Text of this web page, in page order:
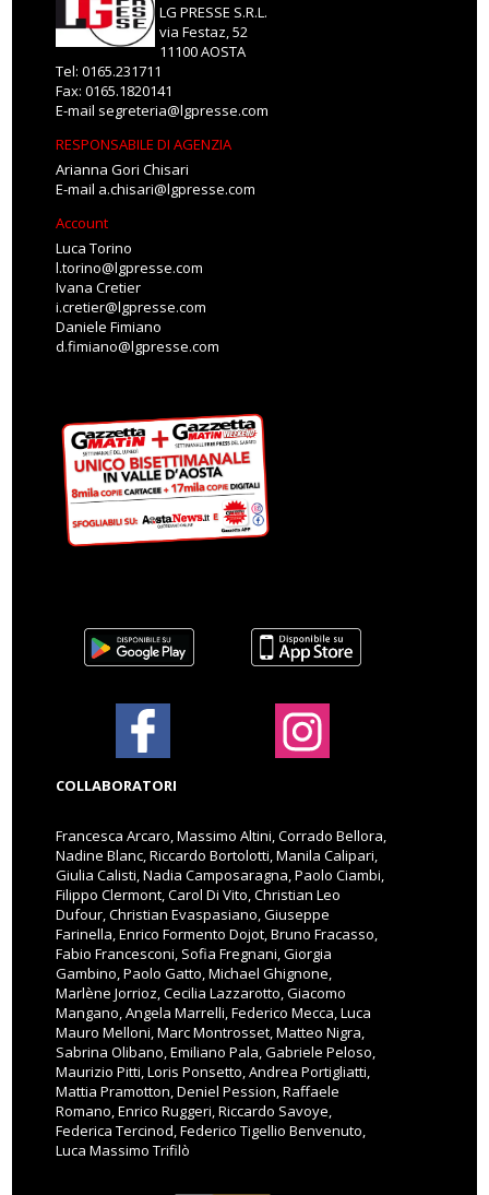
LG PRESSE S.R.L.
via Festaz, 52
11100 AOSTA
Tel: 0165.231711
Fax: 0165.1820141
E-mail segreteria@lgpresse.com
RESPONSABILE DI AGENZIA
Arianna Gori Chisari
E-mail a.chisari@lgpresse.com
Account
Luca Torino
l.torino@lgpresse.com
Ivana Cretier
i.cretier@lgpresse.com
Daniele Fimiano
d.fimiano@lgpresse.com
COLLABORATORI
Francesca Arcaro, Massimo Altini, Corrado Bellora,
Nadine Blanc, Riccardo Bortolotti, Manila Calipari,
Giulia Calisti, Nadia Camposaragna, Paolo Ciambi,
Filippo Clermont, Carol Di Vito, Christian Leo
Dufour, Christian Evaspasiano, Giuseppe
Farinella, Enrico Formento Dojot, Bruno Fracasso,
Fabio Francesconi, Sofia Fregnani, Giorgia
Gambino, Paolo Gatto, Michael Ghignone,
Marlène Jorrioz, Cecilia Lazzarotto, Giacomo
Mangano, Angela Marrelli, Federico Mecca, Luca
Mauro Melloni, Marc Montrosset, Matteo Nigra,
Sabrina Olibano, Emiliano Pala, Gabriele Peloso,
Maurizio Pitti, Loris Ponsetto, Andrea Portigliatti,
Mattia Pramotton, Deniel Pession, Raffaele
Romano, Enrico Ruggeri, Riccardo Savoye,
Federica Tercinod, Federico Tigellio Benvenuto,
Luca Massimo Trifilò